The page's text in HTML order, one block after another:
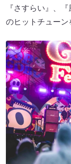
『さすらい』、
のヒットチューン